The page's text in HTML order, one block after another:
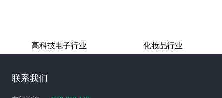
高科技电子行业 化妆品行业
联系我们